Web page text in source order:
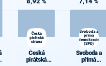
Česká
pirátská
strana
Česká
pirátská
Svoboda a
přímá
demokracie
(SPD)
Svoboda a
přímá